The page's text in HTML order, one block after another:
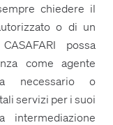
chiedere il
o di un
possa
come agente
necessario o
servizi per i suoi